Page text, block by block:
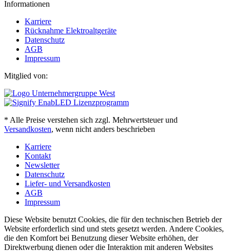
Informationen
Karriere
Rücknahme Elektroaltgeräte
Datenschutz
AGB
Impressum
Mitglied von:
* Alle Preise verstehen sich zzgl. Mehrwertsteuer und
Versandkosten, wenn nicht anders beschrieben
Karriere
Kontakt
Newsletter
Datenschutz
Liefer- und Versandkosten
AGB
Impressum
Diese Website benutzt Cookies, die für den technischen Betrieb der
Website erforderlich sind und stets gesetzt werden. Andere Cookies,
die den Komfort bei Benutzung dieser Website erhöhen, der
Direktwerbung dienen oder die Interaktion mit anderen Websites